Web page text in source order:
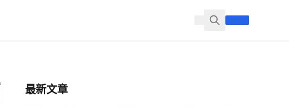
最新文章